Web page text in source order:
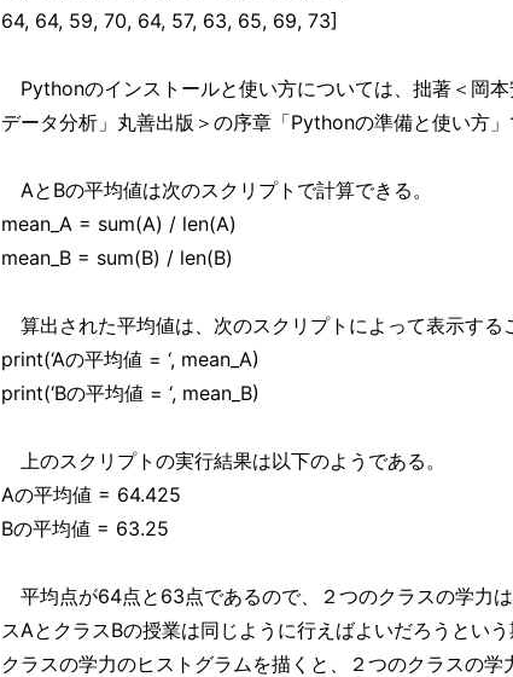
64, 64, 59, 70, 64, 57, 63, 65, 69, 73]
Pythonのインストールと使い方については、拙著＜岡
データ分析」丸善出版＞の序章「Pythonの準備と使い方
AとBの平均値は次のスクリプトで計算できる。
mean_A = sum(A) / len(A)
mean_B = sum(B) / len(B)
算出された平均値は、次のスクリプトによって表示する
print(‘Aの平均値 = ‘, mean_A)
print(‘Bの平均値 = ‘, mean_B)
上のスクリプトの実行結果は以下のようである。
Aの平均値 = 64.425
Bの平均値 = 63.25
平均点が64点と63点であるので、２つのクラスの学力
スAとクラスBの授業は同じように行えばよいだろうとい
クラスの学力のヒストグラムを描くと、２つのクラスの